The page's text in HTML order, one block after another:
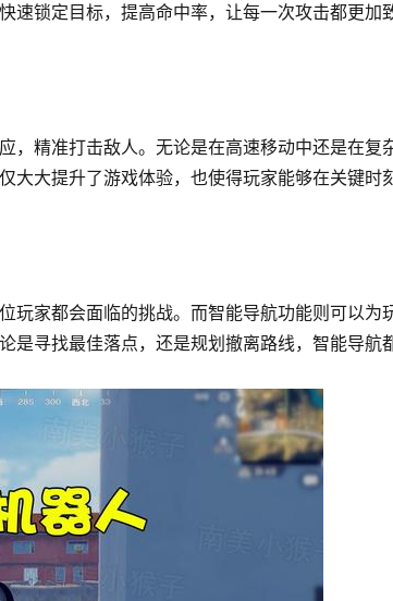
速锁定目标，提高命中率，让每一次攻击都更加
，精准打击敌人。无论是在高速移动中还是在复
大大提升了游戏体验，也使得玩家能够在关键时
玩家都会面临的挑战。而智能导航功能则可以为
是寻找最佳落点，还是规划撤离路线，智能导航